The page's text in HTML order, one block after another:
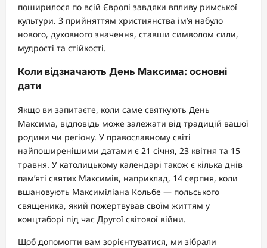
поширилося по всій Європі завдяки впливу римської
культури. З прийняттям християнства ім’я набуло
нового, духовного значення, ставши символом сили,
мудрості та стійкості.
Коли відзначають День Максима: основні
дати
Якщо ви запитаєте, коли саме святкують День
Максима, відповідь може залежати від традицій вашої
родини чи регіону. У православному світі
найпоширенішими датами є 21 січня, 23 квітня та 15
травня. У католицькому календарі також є кілька днів
пам’яті святих Максимів, наприклад, 14 серпня, коли
вшановують Максиміліана Кольбе — польського
священика, який пожертвував своїм життям у
концтаборі під час Другої світової війни.
Щоб допомогти вам зорієнтуватися, ми зібрали